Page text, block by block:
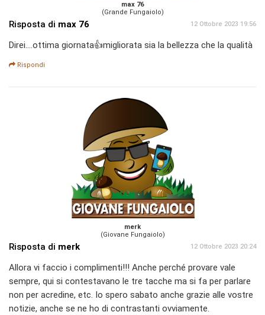
max 76
(Grande Fungaiolo)
Risposta di max 76 12 Ottobre 2023 19:56
Direi....ottima giornata👍migliorata sia la bellezza che la qualità
Rispondi
merk
(Giovane Fungaiolo)
Risposta di merk 12 Ottobre 2023 20:24
Allora vi faccio i complimenti!!! Anche perché provare vale
sempre, qui si contestavano le tre tacche ma si fa per parlare
non per acredine, etc. Io spero sabato anche grazie alle vostre
notizie, anche se ne ho di contrastanti ovviamente.